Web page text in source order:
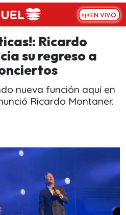
EN VIVO
Ricardo
su regreso a
nueva función aquí en
Ricardo Montaner.